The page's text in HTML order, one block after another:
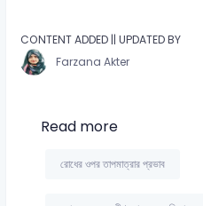
CONTENT ADDED || UPDATED BY
Farzana Akter
Read more
রোধের ওপর তাপমাত্রার প্রভাব